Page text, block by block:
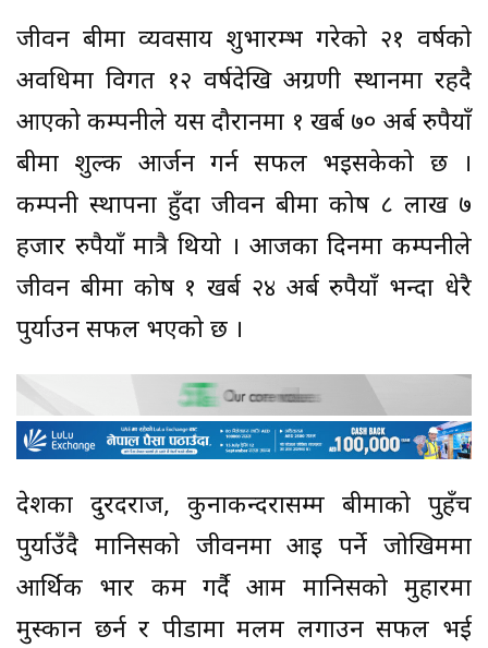
जीवन बीमा व्यवसाय शुभारम्भ गरेको २१ वर्षको
अवधिमा विगत १२ वर्षदेखि अग्रणी स्थानमा रहदै
आएको कम्पनीले यस दौरानमा १ खर्ब ७० अर्ब रुपैयाँ
बीमा शुल्क आर्जन गर्न सफल भइसकेको छ ।
कम्पनी स्थापना हुँदा जीवन बीमा कोष ८ लाख ७
हजार रुपैयाँ मात्रै थियो । आजका दिनमा कम्पनीले
जीवन बीमा कोष १ खर्ब २४ अर्ब रुपैयाँ भन्दा धेरै
पुर्याउन सफल भएको छ ।
देशका दुरदराज, कुनाकन्दरासम्म बीमाको पुहँच
पुर्याउँदै मानिसको जीवनमा आइ पर्ने जोखिममा
आर्थिक भार कम गर्दै आम मानिसको मुहारमा
मुस्कान छर्न र पीडामा मलम लगाउन सफल भई